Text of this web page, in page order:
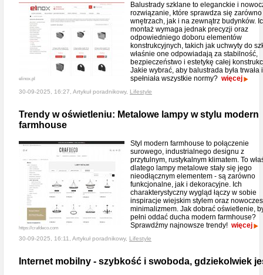
elinox.pl
Balustrady szklane to eleganckie i
rozwiązanie, które sprawdza się
wnętrzach, jak i na zewnątrz budynków.
montaż wymaga jednak precyzji oraz
odpowiedniego doboru elementów
konstrukcyjnych, takich jak uchwyty do
właśnie one odpowiadają za stabilność,
bezpieczeństwo i estetykę całej
Jakie wybrać, aby balustrada była trwała i
spełniała wszystkie normy? więcej
30-09-2025, 16:27, Artykuł poradnikowy, Lifestyle
Trendy w oświetleniu: Metalowe lampy w stylu modern
farmhouse
https://crafdeco.com
Styl modern farmhouse to połączenie
surowego, industrialnego designu z
przytulnym, rustykalnym klimatem. To
dlatego lampy metalowe stały się jego
nieodłącznym elementem - są zarówno
funkcjonalne, jak i dekoracyjne. Ich
charakterystyczny wygląd łączy w sobie
inspiracje wiejskim stylem oraz
minimalizmem. Jak dobrać oświetlenie,
pełni oddać ducha modern farmhouse?
Sprawdźmy najnowsze trendy! więcej
30-09-2025, 16:11, Artykuł poradnikowy, Lifestyle
Internet mobilny - szybkość i swoboda, gdziekolwiek